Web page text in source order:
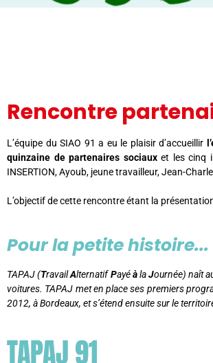
Rencontre
L’équipe du SIAO 91 a eu le plaisir d’accueillir
quinzaine de partenaires sociauxet les cinq
INSERTION, Ayoub, jeune travailleur, Jean-
L’objectif de cette rencontre étant la
Pour la petite histoire...
TAPAJ (TravailAlternatifPayéàlaJournée) naît
voitures. TAPAJ met en place ses premiers
2012, à Bordeaux, et s’étend ensuite sur le
TAPAJ 91